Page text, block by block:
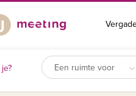
Een ruimte voor